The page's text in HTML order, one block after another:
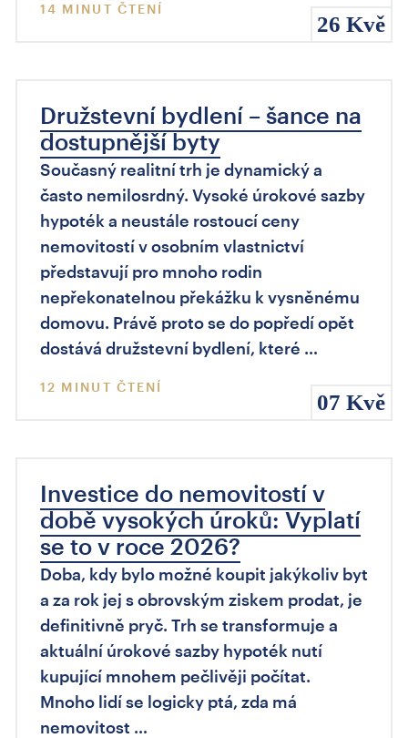
26 Kvě
14 MINUT ČTENÍ
07 Kvě
Družstevní bydlení – šance na
dostupnější byty
Současný realitní trh je dynamický a
často nemilosrdný. Vysoké úrokové sazby
hypoték a neustále rostoucí ceny
nemovitostí v osobním vlastnictví
představují pro mnoho rodin
nepřekonatelnou překážku k vysněnému
domovu. Právě proto se do popředí opět
dostává družstevní bydlení, které …
12 MINUT ČTENÍ
Investice do nemovitostí v
době vysokých úroků: Vyplatí
se to v roce 2026?
Doba, kdy bylo možné koupit jakýkoliv byt
a za rok jej s obrovským ziskem prodat, je
definitivně pryč. Trh se transformuje a
aktuální úrokové sazby hypoték nutí
kupující mnohem pečlivěji počítat.
Mnoho lidí se logicky ptá, zda má
nemovitost …